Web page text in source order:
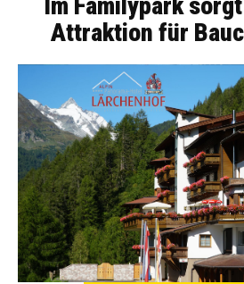
Attraktion für